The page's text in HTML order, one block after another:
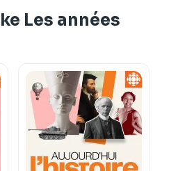
Les années